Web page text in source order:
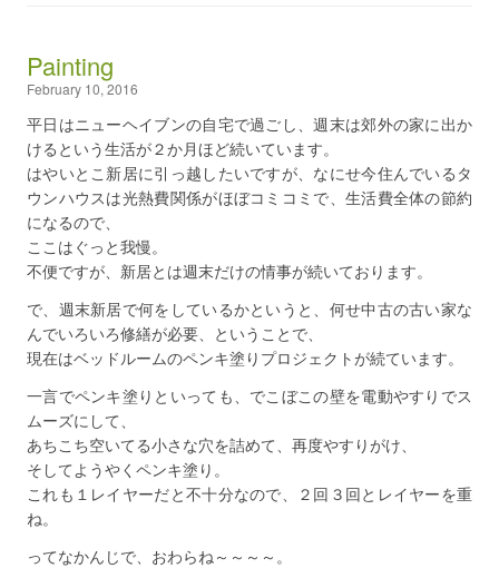
Painting
February 10, 2016
平日はニューヘイブンの自宅で過ごし、週末は郊外の家に出か
けるという生活が２か月ほど続いています。
はやいとこ新居に引っ越したいですが、なにせ今住んでいるタ
ウンハウスは光熱費関係がほぼコミコミで、生活費全体の節約
になるので、
ここはぐっと我慢。
不便ですが、新居とは週末だけの情事が続いております。
で、週末新居で何をしているかというと、何せ中古の古い家な
んでいろいろ修繕が必要、ということで、
現在はベッドルームのペンキ塗りプロジェクトが続ています。
一言でペンキ塗りといっても、でこぼこの壁を電動やすりでス
ムーズにして、
あちこち空いてる小さな穴を詰めて、再度やすりがけ、
そしてようやくペンキ塗り。
これも１レイヤーだと不十分なので、２回３回とレイヤーを重
ね。
ってなかんじで、おわらね～～～～。